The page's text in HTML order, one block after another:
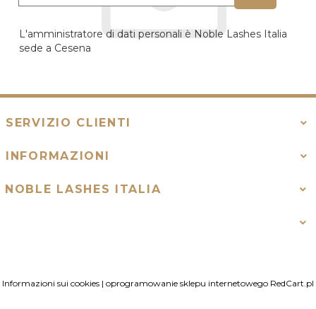
L'amministratore di dati personali è Noble Lashes Italia
sede a Cesena
SERVIZIO CLIENTI
INFORMAZIONI
NOBLE LASHES ITALIA
Informazioni sui cookies | oprogramowanie sklepu internetowego RedCart.pl